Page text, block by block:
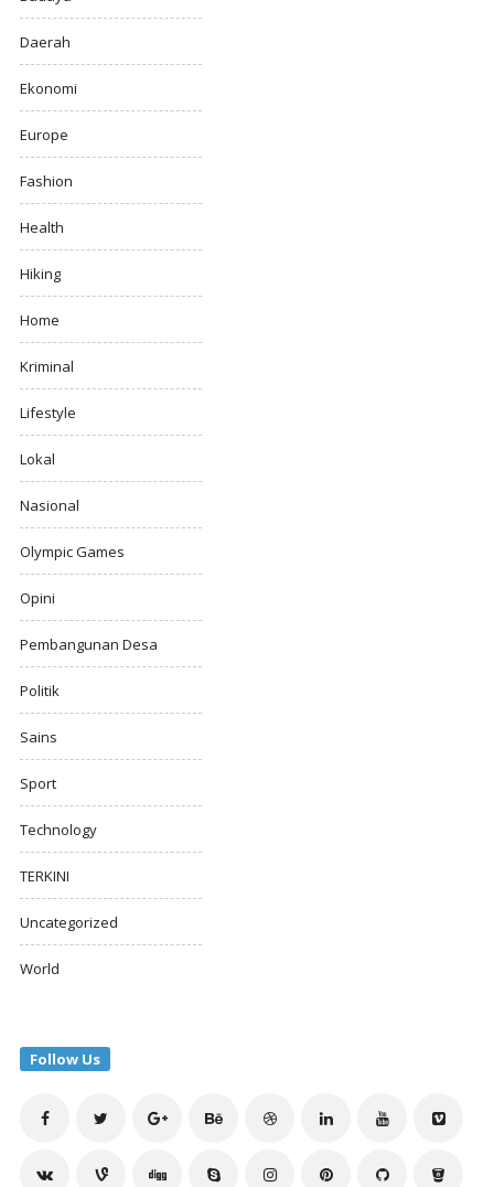
Daerah
Ekonomi
Europe
Fashion
Health
Hiking
Home
Kriminal
Lifestyle
Lokal
Nasional
Olympic Games
Opini
Pembangunan Desa
Politik
Sains
Sport
Technology
TERKINI
Uncategorized
World
Follow Us